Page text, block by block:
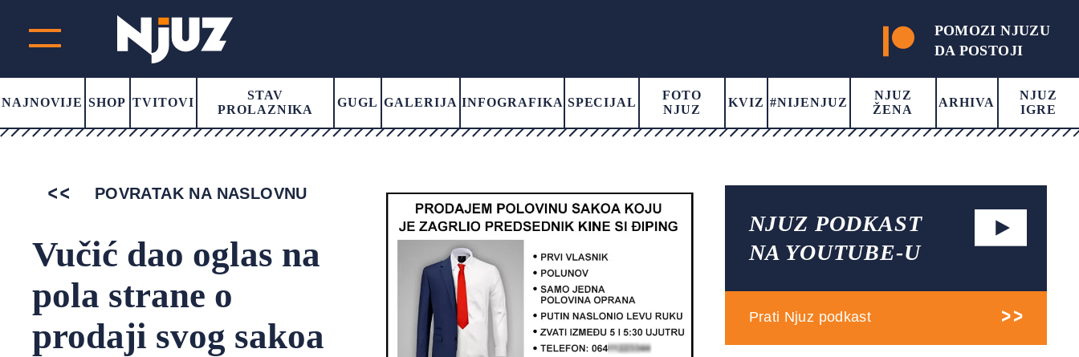
POMOZI NJUZU
DA POSTOJI
NAJNOVIJE SHOP TVITOVI
STAV
PROLAZNIKA
GUGL GALERIJA INFOGRAFIKA SPECIJAL
FOTO
NJUZ
KVIZ #NIJENJUZ
NJUZ
ŽENA
ARHIVA
NJUZ
IGRE
POVRATAK NA NASLOVNU
Vučić dao oglas na
pola strane o
prodaji svog sakoa
NJUZ PODKAST
NA YOUTUBE-U
Prati Njuz podkast